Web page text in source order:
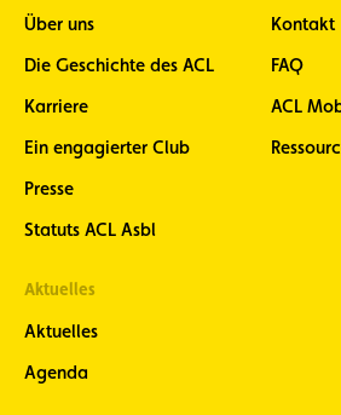
Über uns
Die Geschichte des ACL
Karriere
Ein engagierter Club
Presse
Statuts ACL Asbl
Kontakt
FAQ
ACL
Aktuelles
Aktuelles
Agenda